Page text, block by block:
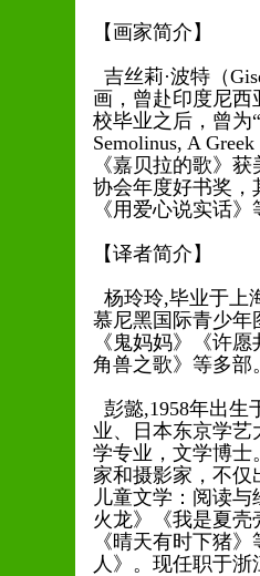
【画家简介】
吉丝莉·波特（
画，曾赴印度尼西
校毕业之后，曾为
Semolinus, A
《嘉贝拉的歌》
协会年度好书奖，
《用爱心说实话
【译者简介】
杨玲玲,毕业于上
慕尼黑国际青少年
《鬼妈妈》《许
角兽之歌》等多
彭懿,1958年出生
业、日本东京学
学专业，文学博士
家和摄影家，不
儿童文学：阅读
火龙》《我是夏
《晴天有时下猪
人》。现任职于